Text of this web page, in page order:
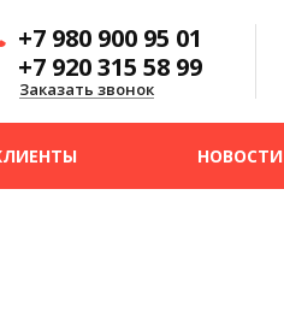
+7 980 900 95 01
+7 920 315 58 99
Заказать звонок
НОВОСТИ